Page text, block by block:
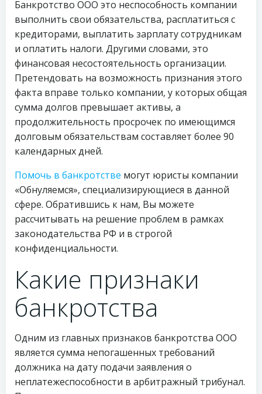
Банкротство ООО это неспособность компании
выполнить свои обязательства, расплатиться с
кредиторами, выплатить зарплату сотрудникам
и оплатить налоги. Другими словами, это
финансовая несостоятельность организации.
Претендовать на возможность признания этого
факта вправе только компании, у которых общая
сумма долгов превышает активы, а
продолжительность просрочек по имеющимся
долговым обязательствам составляет более 90
календарных дней.
Помочь в банкротстве могут юристы компании
«Обнуляемся», специализирующиеся в данной
сфере. Обратившись к нам, Вы можете
рассчитывать на решение проблем в рамках
законодательства РФ и в строгой
конфиденциальности.
Какие признаки
банкротства
Одним из главных признаков банкротства ООО
является сумма непогашенных требований
должника на дату подачи заявления о
неплатежеспособности в арбитражный трибунал.